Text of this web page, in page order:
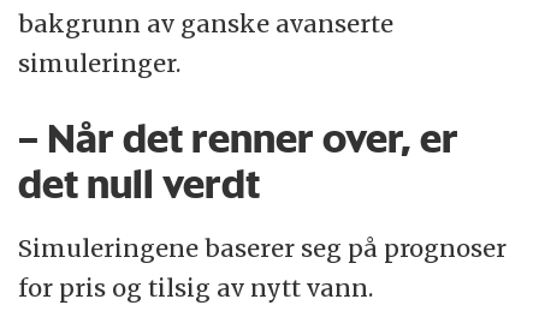
bakgrunn av ganske avanserte
simuleringer.
– Når det renner over, er
det null verdt
Simuleringene baserer seg på prognoser
for pris og tilsig av nytt vann.